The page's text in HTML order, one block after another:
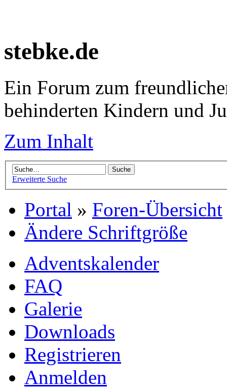
stebke.de
Ein Forum zum
behinderten Kindern und
Zum Inhalt
Erweiterte Suche
Portal » Foren-Übersicht
Ändere Schriftgröße
Adventskalender
FAQ
Galerie
Downloads
Registrieren
Anmelden